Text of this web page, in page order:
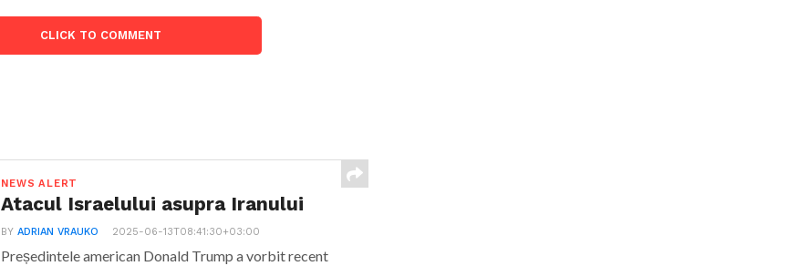
CLICK TO COMMENT
NEWS ALERT
Atacul Israelului asupra Iranului
BYADRIAN VRAUKO 2025-06-13T08:41:30+03:00
Președintele american Donald Trump a vorbit recent